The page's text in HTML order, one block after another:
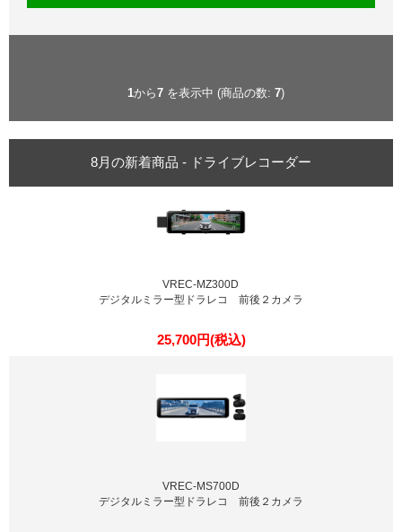
1から7を表示中 (商品の数: 7)
8月の新着商品 - ドライブレコーダー
VREC-MZ300D
デジタルミラー型ドラレコ 前後２カメラ
25,700円(税込)
VREC-MS700D
デジタルミラー型ドラレコ 前後２カメラ